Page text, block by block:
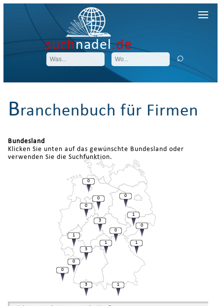
suchnadel.de
Branchenbuch für Firmen
Bundesland
Klicken Sie unten auf das gewünschte Bundesland oder
verwenden Sie die Suchfunktion.
1
0
1
1
0
0
0
0
0
3
0
3
0
3
1
1